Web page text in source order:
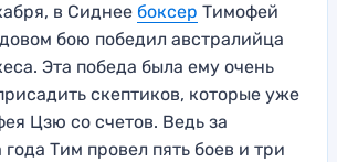
в Сиднее боксер Тимофей
бою победил австралийца
Эта победа была ему очень
скептиков, которые уже
Цзю со счетов. Ведь за
Тим провел пять боев и три